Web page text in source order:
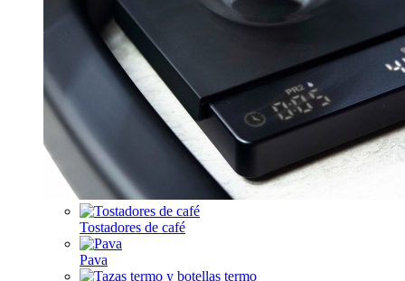
Tostadores de café
Pava